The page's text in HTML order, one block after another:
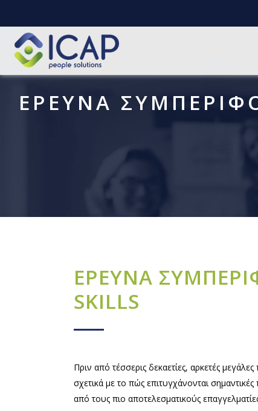
ΕΡΕΥΝΑ
ΕΡΕΥΝΑ
SKILLS
Πριν από τέσσερις δεκαετίες, αρκετές
σχετικά με το πώς επιτυγχάνονται
από τους πιο αποτελεσματικούς